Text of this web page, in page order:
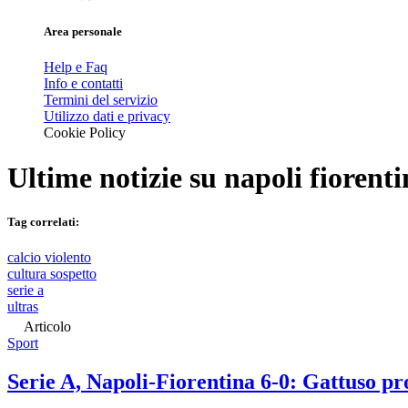
Area personale
Help e Faq
Info e contatti
Termini del servizio
Utilizzo dati e privacy
Cookie Policy
Ultime notizie su napoli
Tag correlati:
calcio violento
cultura sospetto
serie a
ultras
Articolo
Sport
Serie A, Napoli-Fiorentina 6-0: Gattuso